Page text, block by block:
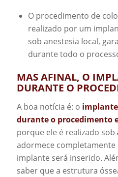
O procedimento de
realizado por um
sob anestesia local,
durante todo o
MAS AFINAL, O
DURANTE O
A boa notícia é: o
durante o procedimento
porque ele é realizado sob
adormece completamente
implante será inserido.
saber que a estrutura